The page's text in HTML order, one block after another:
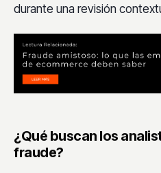
durante una revisión
¿Qué buscan los
fraude?